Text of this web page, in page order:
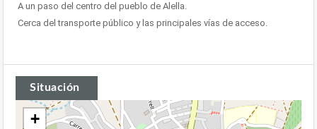
A un paso del centro del pueblo de Alella.
Cerca del transporte público y las principales vías de acceso.
Situación
+